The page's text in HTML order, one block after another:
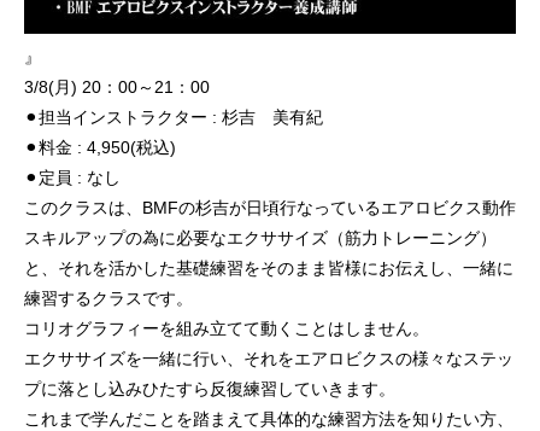
』
3/8(月) 20：00～21：00
⚫︎担当インストラクター : 杉吉 美有紀
⚫︎料金 : 4,950(税込)
⚫︎定員 : なし
このクラスは、BMFの杉吉が日頃行なっているエアロビクス動作
スキルアップの為に必要なエクササイズ（筋力トレーニング）
と、それを活かした基礎練習をそのまま皆様にお伝えし、一緒に
練習するクラスです。
コリオグラフィーを組み立てて動くことはしません。
エクササイズを一緒に行い、それをエアロビクスの様々なステッ
プに落とし込みひたすら反復練習していきます。
これまで学んだことを踏まえて具体的な練習方法を知りたい方、